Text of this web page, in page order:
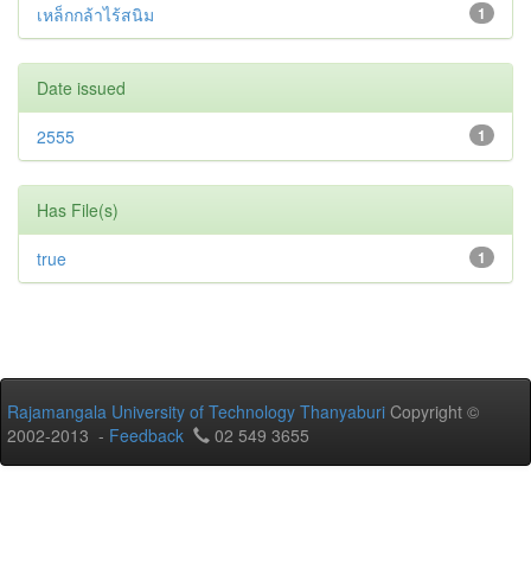
1
เหล็กกล้าไร้สนิม
Date issued
1
2555
Has File(s)
1
true
Rajamangala University of Technology Thanyaburi Copyright ©
2002-2013 - Feedback 02 549 3655